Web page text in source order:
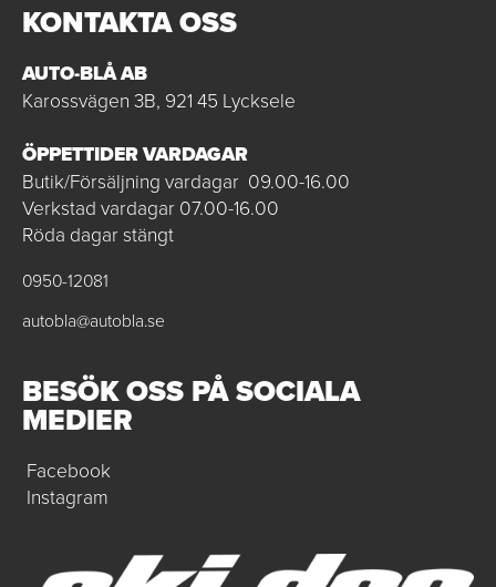
KONTAKTA OSS
AUTO-BLÅ AB
Karossvägen 3B, 921 45 Lycksele
ÖPPETTIDER VARDAGAR
Butik/Försäljning vardagar 09.00-16.00
Verkstad vardagar 07.00-16.00
Röda dagar stängt
0950-12081
autobla@autobla.se
BESÖK OSS PÅ SOCIALA
MEDIER
Facebook
Instagram